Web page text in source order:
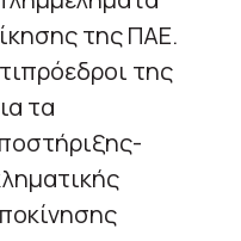
της ΠΑΕ.
της
τα